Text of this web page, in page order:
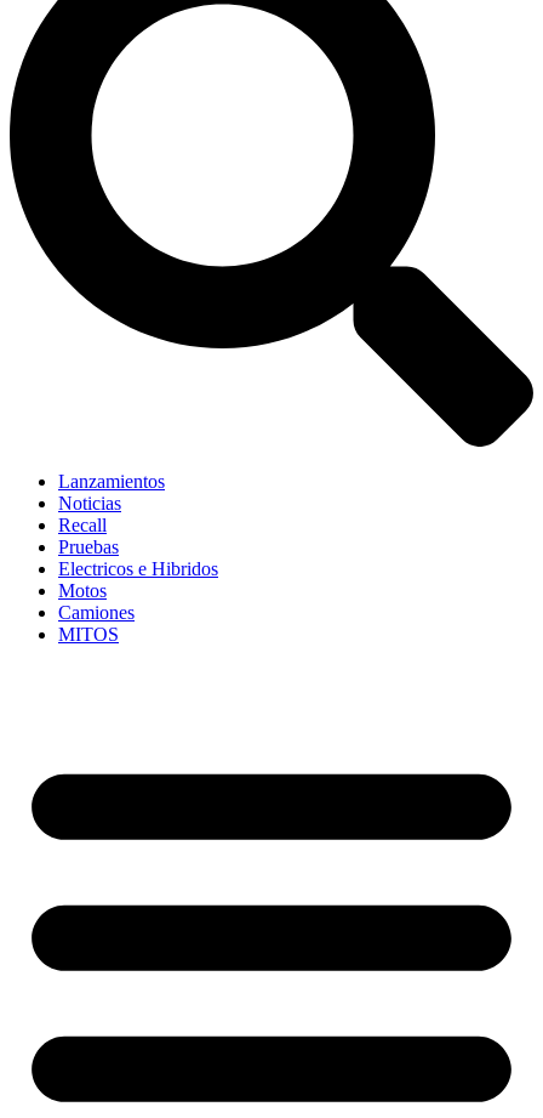
Lanzamientos
Noticias
Recall
Pruebas
Electricos e Hibridos
Motos
Camiones
MITOS